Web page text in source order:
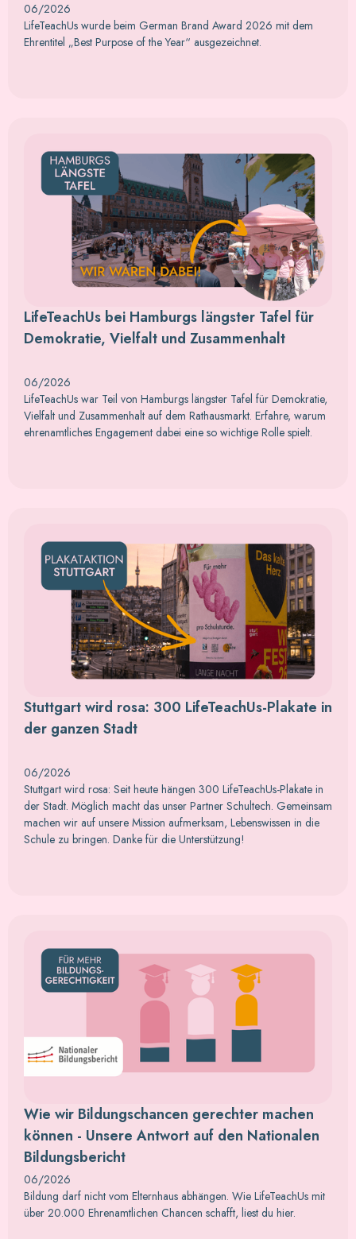
06/2026
LifeTeachUs wurde beim German Brand Award 2026 mit dem
Ehrentitel „Best Purpose of the Year“ ausgezeichnet.
LifeTeachUs bei Hamburgs längster Tafel für
Demokratie, Vielfalt und Zusammenhalt
06/2026
LifeTeachUs war Teil von Hamburgs längster Tafel für Demokratie,
Vielfalt und Zusammenhalt auf dem Rathausmarkt. Erfahre, warum
ehrenamtliches Engagement dabei eine so wichtige Rolle spielt.
Stuttgart wird rosa: 300 LifeTeachUs-Plakate in
der ganzen Stadt
06/2026
Stuttgart wird rosa: Seit heute hängen 300 LifeTeachUs-Plakate in
der Stadt. Möglich macht das unser Partner Schultech. Gemeinsam
machen wir auf unsere Mission aufmerksam, Lebenswissen in die
Schule zu bringen. Danke für die Unterstützung!
Wie wir Bildungschancen gerechter machen
können - Unsere Antwort auf den Nationalen
Bildungsbericht
06/2026
Bildung darf nicht vom Elternhaus abhängen. Wie LifeTeachUs mit
über 20.000 Ehrenamtlichen Chancen schafft, liest du hier.